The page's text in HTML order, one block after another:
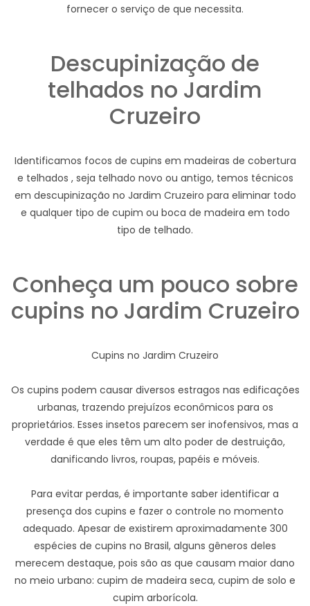
fornecer o serviço de que necessita.
Descupinização de
telhados no Jardim
Cruzeiro
Identificamos focos de cupins em madeiras de cobertura
e telhados , seja telhado novo ou antigo, temos técnicos
em descupinização no Jardim Cruzeiro para eliminar todo
e qualquer tipo de cupim ou boca de madeira em todo
tipo de telhado.
Conheça um pouco sobre
cupins no Jardim Cruzeiro
Cupins no Jardim Cruzeiro
Os cupins podem causar diversos estragos nas edificações
urbanas, trazendo prejuízos econômicos para os
proprietários. Esses insetos parecem ser inofensivos, mas a
verdade é que eles têm um alto poder de destruição,
danificando livros, roupas, papéis e móveis.
Para evitar perdas, é importante saber identificar a
presença dos cupins e fazer o controle no momento
adequado. Apesar de existirem aproximadamente 300
espécies de cupins no Brasil, alguns gêneros deles
merecem destaque, pois são as que causam maior dano
no meio urbano: cupim de madeira seca, cupim de solo e
cupim arborícola.